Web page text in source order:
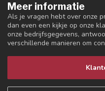
Meer informatie
Als je vragen hebt over onze
dan even een kijkje op onze
onze bedrijfsgegevens,
verschillende manieren om